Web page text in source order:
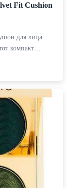
Fit Cushion
для лица
компакт…